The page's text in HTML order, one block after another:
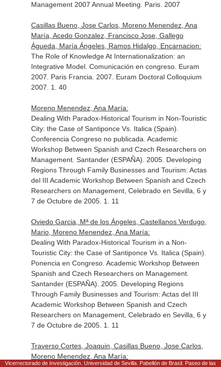
Management 2007 Annual Meeting. Paris. 2007
Casillas Bueno, Jose Carlos, Moreno Menendez, Ana
María, Acedo Gonzalez, Francisco Jose, Gallego
Águeda, María Ángeles, Ramos Hidalgo, Encarnacion:
The Role of Knowledge At Internationalization: an
Integrative Model. Comunicación en congreso. Euram
2007. Paris Francia. 2007. Euram Doctoral Colloquium
2007. 1. 40
Moreno Menendez, Ana María:
Dealing With Paradox-Historical Tourism in Non-Touristic
City: the Case of Santiponce Vs. Italica (Spain).
Conferencia Congreso no publicada. Academic
Workshop Between Spanish and Czech Researchers on
Management. Santander (ESPAÑA). 2005. Developing
Regions Through Family Businesses and Tourism: Actas
del III Academic Workshop Between Spanish and Czech
Researchers on Management, Celebrado en Sevilla, 6 y
7 de Octubre de 2005. 1. 11
Oviedo Garcia, Mª de los Ángeles, Castellanos Verdugo,
Mario, Moreno Menendez, Ana María:
Dealing With Paradox-Historical Tourism in a Non-
Touristic City: the Case of Santiponce Vs. Italica (Spain).
Ponencia en Congreso. Academic Workshop Between
Spanish and Czech Researchers on Management.
Santander (ESPAÑA). 2005. Developing Regions
Through Family Businesses and Tourism: Actas del III
Academic Workshop Between Spanish and Czech
Researchers on Management, Celebrado en Sevilla, 6 y
7 de Octubre de 2005. 1. 11
Traverso Cortes, Joaquin, Casillas Bueno, Jose Carlos,
Moreno Menendez, Ana María:
Vicerrectorado de Investigación. Universidad de Sevilla. Pabellón de Brasil. Paseo de las